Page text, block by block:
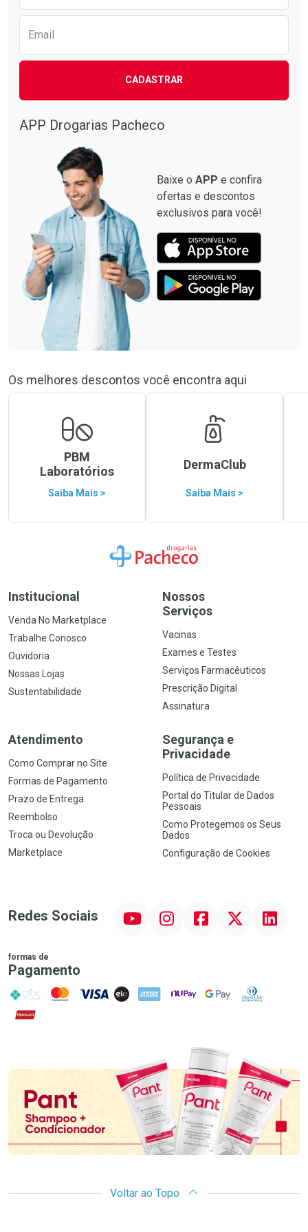
Email
CADASTRAR
APP Drogarias Pacheco
Baixe o APP e confira
ofertas e descontos
exclusivos para você!
Os melhores descontos você encontra aqui
PBM
Laboratórios
Saiba Mais >
DermaClub
Saiba Mais >
Ir para a Home
Institucional
Venda No Marketplace
Trabalhe Conosco
Ouvidoria
Nossas Lojas
Sustentabilidade
Nossos
Serviços
Vacinas
Exames e Testes
Serviços Farmacêuticos
Prescrição Digital
Assinatura
Atendimento
Como Comprar no Site
Formas de Pagamento
Prazo de Entrega
Reembolso
Troca ou Devolução
Marketplace
Segurança e
Privacidade
Política de Privacidade
Portal do Titular de Dados
Pessoais
Como Protegemos os Seus
Dados
Configuração de Cookies
Redes Sociais InstagramFacebook Linkedin
formas de
Pagamento
PIX MasterCard
VISA ELO AMEX NuPay Google PayDiners Club
Hipercard
Promoção em Destaque
Voltar ao Topo